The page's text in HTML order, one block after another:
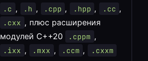
.c , .h , .cpp , .hpp , .cc ,
.cxx , плюс расширения
модулей C++20
.cppm ,
.ixx , .mxx , .ccm , .cxxm